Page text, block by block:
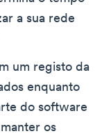
a sua rede
um registo da
enquanto
do software
os